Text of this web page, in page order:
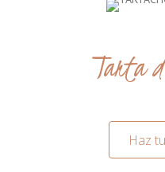
Tarta
Haz